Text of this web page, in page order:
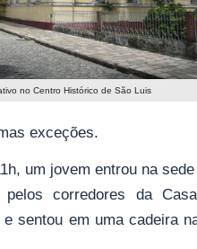
no Centro Histórico de São Luis
exceções.
um jovem entrou na
pelos corredores da
e sentou em uma cadeira